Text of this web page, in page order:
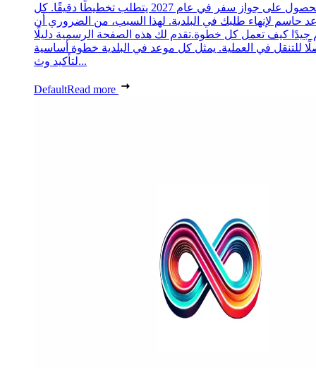
الحصول على جواز سفر في عام 2027 يتطلب تخطيطًا دقيقًا. كل
حاسم لإنهاء طلبك في البلدية. لهذا السبب، من الضروري أن
جيدًا كيف تعمل كل خطوة.تقدم لك هذه الصفحة الرسمية دليلًا
للتنقل في العملية. يمثل كل موعد في البلدية خطوة أساسية
لتأكيد وث...
DefaultRead more